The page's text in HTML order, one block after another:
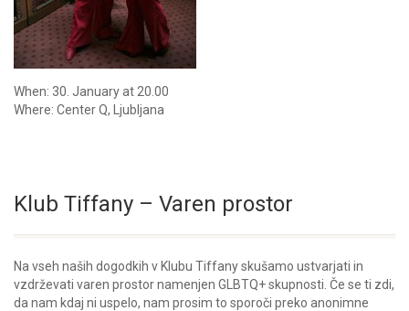
When: 30. January at 20.00
Where: Center Q, Ljubljana
Klub Tiffany – Varen prostor
Na vseh naših dogodkih v Klubu Tiffany skušamo ustvarjati in
vzdrževati varen prostor namenjen GLBTQ+ skupnosti. Če se ti zdi,
da nam kdaj ni uspelo, nam prosim to sporoči preko anonimne